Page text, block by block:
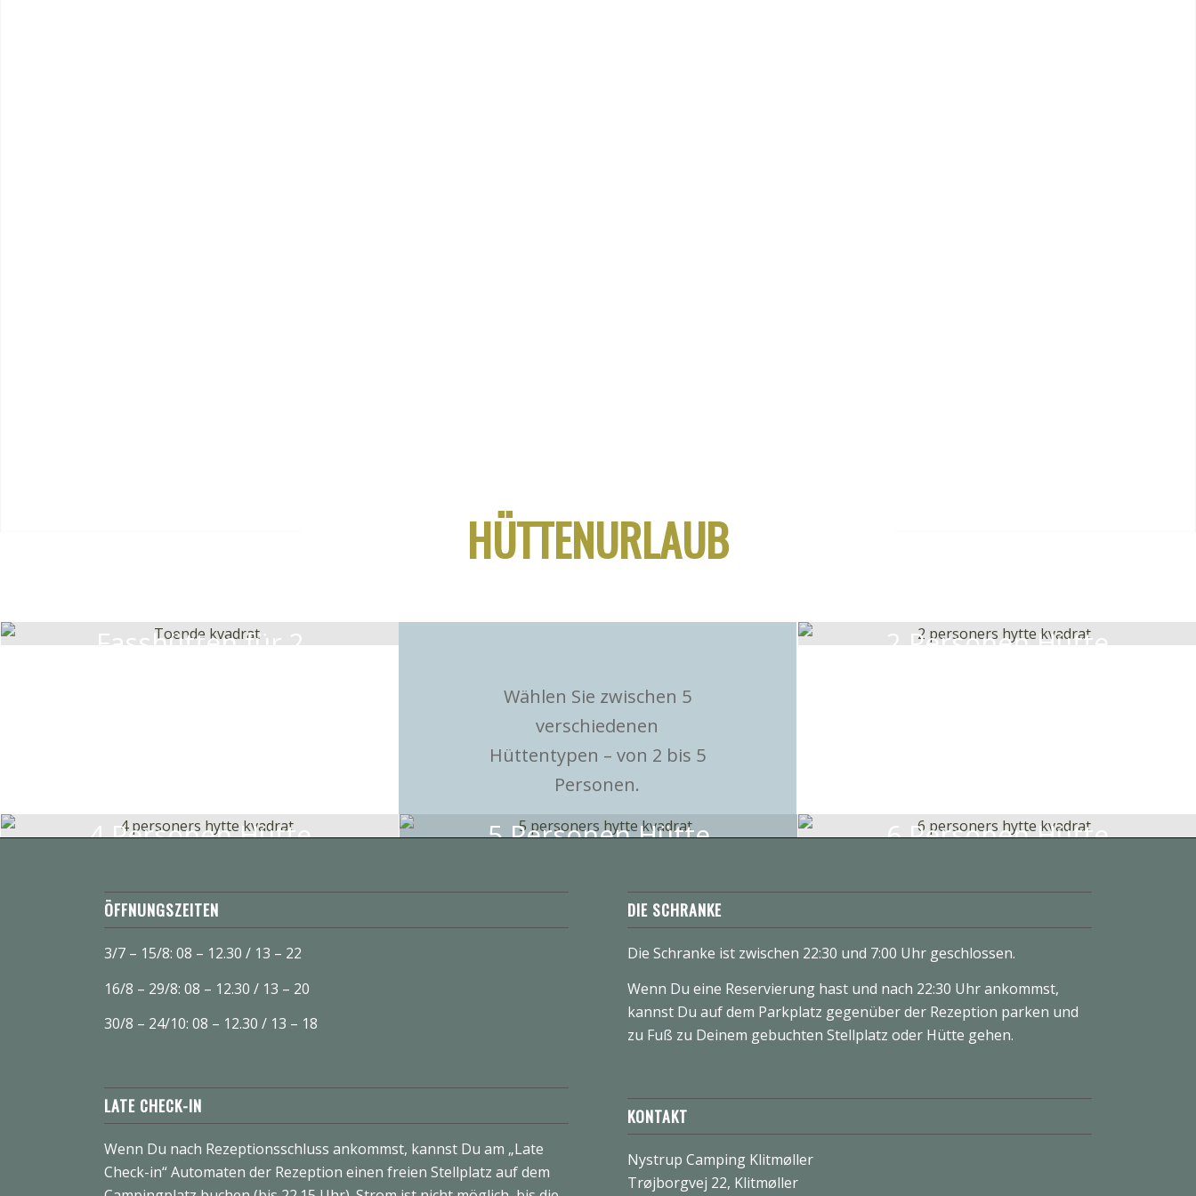
HÜTTENURLAUB
Fasshütten für 2
Wählen Sie zwischen 5
verschiedenen
Hüttentypen – von 2 bis 5
Personen.
2 Personen Hütte
4 Personen Hütte 5 Personen Hütte 6 Personen Hütte
ÖFFNUNGSZEITEN
3/7 – 15/8: 08 – 12.30 / 13 – 22
16/8 – 29/8: 08 – 12.30 / 13 – 20
30/8 – 24/10: 08 – 12.30 / 13 – 18
LATE CHECK-IN
Wenn Du nach Rezeptionsschluss ankommst, kannst Du am „Late
Check-in“ Automaten der Rezeption einen freien Stellplatz auf dem
DIE SCHRANKE
Die Schranke ist zwischen 22:30 und 7:00 Uhr geschlossen.
Wenn Du eine Reservierung hast und nach 22:30 Uhr ankommst,
kannst Du auf dem Parkplatz gegenüber der Rezeption parken und
zu Fuß zu Deinem gebuchten Stellplatz oder Hütte gehen.
KONTAKT
Nystrup Camping Klitmøller
Trøjborgvej 22, Klitmøller